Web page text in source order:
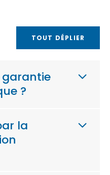
TOUT DÉPLIER
?
la